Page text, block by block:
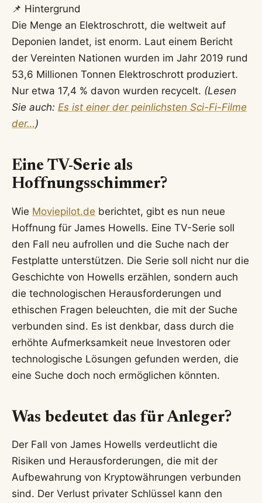
📌 Hintergrund
Die Menge an Elektroschrott, die weltweit auf
Deponien landet, ist enorm. Laut einem Bericht
der Vereinten Nationen wurden im Jahr 2019 rund
53,6 Millionen Tonnen Elektroschrott produziert.
Nur etwa 17,4 % davon wurden recycelt. (Lesen
Sie auch: Es ist einer der peinlichsten Sci-Fi-Filme
der…)
Eine TV-Serie als
Hoffnungsschimmer?
Wie Moviepilot.de berichtet, gibt es nun neue
Hoffnung für James Howells. Eine TV-Serie soll
den Fall neu aufrollen und die Suche nach der
Festplatte unterstützen. Die Serie soll nicht nur die
Geschichte von Howells erzählen, sondern auch
die technologischen Herausforderungen und
ethischen Fragen beleuchten, die mit der Suche
verbunden sind. Es ist denkbar, dass durch die
erhöhte Aufmerksamkeit neue Investoren oder
technologische Lösungen gefunden werden, die
eine Suche doch noch ermöglichen könnten.
Was bedeutet das für Anleger?
Der Fall von James Howells verdeutlicht die
Risiken und Herausforderungen, die mit der
Aufbewahrung von Kryptowährungen verbunden
sind. Der Verlust privater Schlüssel kann den